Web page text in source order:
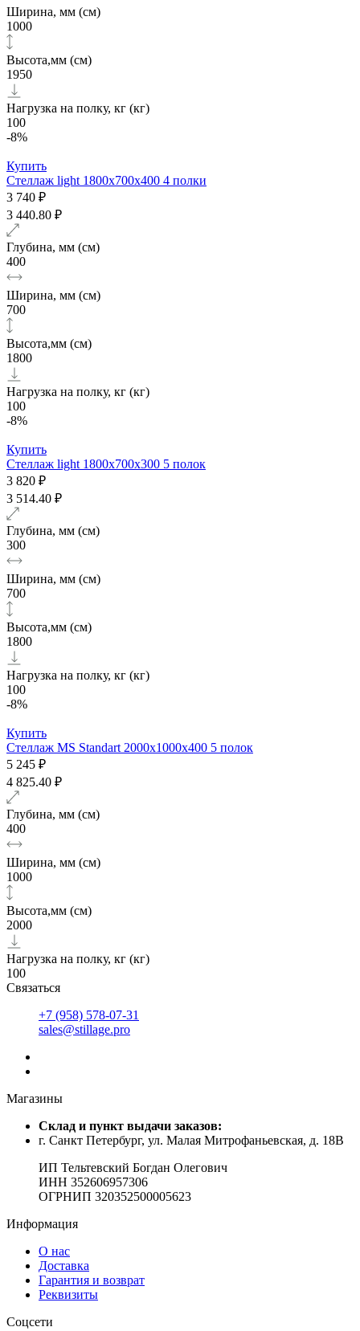
Ширина, мм (см)
1000
Высота,мм (см)
1950
Нагрузка на полку, кг (кг)
100
-8%
Купить
Стеллаж light 1800х700x400 4 полки
3 740 ₽
3 440.80 ₽
Глубина, мм (см)
400
Ширина, мм (см)
700
Высота,мм (см)
1800
Нагрузка на полку, кг (кг)
100
-8%
Купить
Стеллаж light 1800х700x300 5 полок
3 820 ₽
3 514.40 ₽
Глубина, мм (см)
300
Ширина, мм (см)
700
Высота,мм (см)
1800
Нагрузка на полку, кг (кг)
100
-8%
Купить
Стеллаж MS Standart 2000х1000x400 5 полок
5 245 ₽
4 825.40 ₽
Глубина, мм (см)
400
Ширина, мм (см)
1000
Высота,мм (см)
2000
Нагрузка на полку, кг (кг)
100
Связаться
+7 (958) 578-07-31
sales@stillage.pro
Магазины
Cклад и пункт выдачи заказов:
г. Санкт Петербург, ул. Малая Митрофаньевская, д. 18В
ИП Тельтевский Богдан Олегович
ИНН 352606957306
ОГРНИП 320352500005623
Информация
О нас
Доставка
Гарантия и возврат
Реквизиты
Соцсети